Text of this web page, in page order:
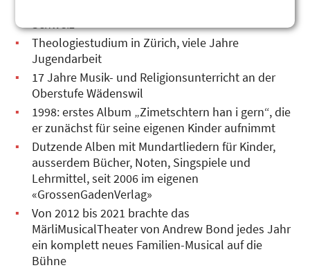
Theologiestudium in Zürich, viele Jahre
Jugendarbeit
17 Jahre Musik- und Religionsunterricht an der
Oberstufe Wädenswil
1998: erstes Album „Zimetschtern han i gern“, die
er zunächst für seine eigenen Kinder aufnimmt
Dutzende Alben mit Mundartliedern für Kinder,
ausserdem Bücher, Noten, Singspiele und
Lehrmittel, seit 2006 im eigenen
«GrossenGadenVerlag»
Von 2012 bis 2021 brachte das
MärliMusicalTheater von Andrew Bond jedes Jahr
ein komplett neues Familien-Musical auf die
Bühne